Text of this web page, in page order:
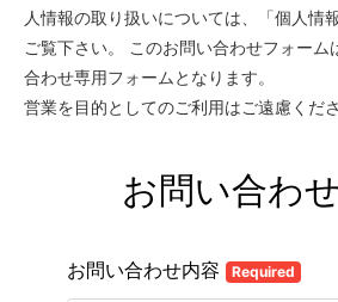
人情報の取り扱いについては、「個人情
ご覧下さい。 このお問い合わせフォーム
合わせ専用フォームとなります。
営業を目的としてのご利用はご遠慮くださ